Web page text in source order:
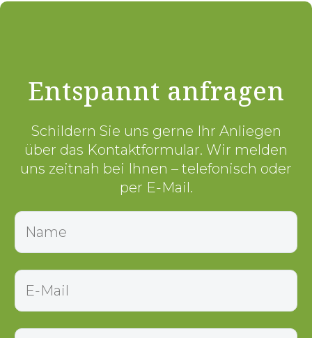
Entspannt anfragen
Schildern Sie uns gerne Ihr Anliegen
über das Kontaktformular. Wir melden
uns zeitnah bei Ihnen – telefonisch oder
per E-Mail.